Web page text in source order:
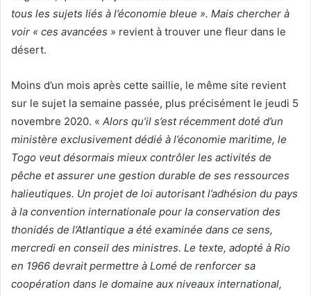
tous les sujets liés à l’économie bleue ». Mais chercher à
voir « ces avancées » revient à trouver une fleur dans le
désert.
Moins d’un mois après cette saillie, le même site revient
sur le sujet la semaine passée, plus précisément le jeudi 5
novembre 2020. « Alors qu’il s’est récemment doté d’un
ministère exclusivement dédié à l’économie maritime, le
Togo veut désormais mieux contrôler les activités de
pêche et assurer une gestion durable de ses ressources
halieutiques. Un projet de loi autorisant l’adhésion du pays
à la convention internationale pour la conservation des
thonidés de l’Atlantique a été examinée dans ce sens,
mercredi en conseil des ministres. Le texte, adopté à Rio
en 1966 devrait permettre à Lomé de renforcer sa
coopération dans le domaine aux niveaux international,